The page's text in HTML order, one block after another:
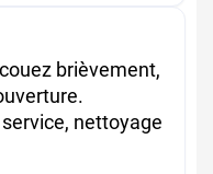
brièvement,
nettoyage